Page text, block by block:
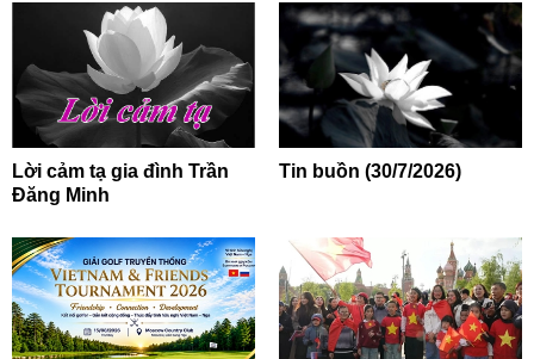
Lời cảm tạ gia đình Trần
Đăng Minh
Tin buồn (30/7/2026)